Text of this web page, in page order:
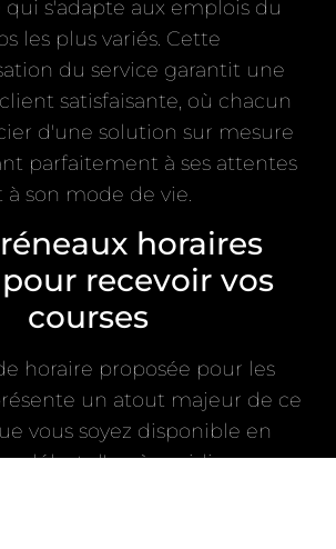
s'adapte aux emplois du
les plus variés. Cette
du service garantit une
satisfaisante, où chacun
d'une solution sur mesure
parfaitement à ses attentes
à son mode de vie.
horaires
recevoir vos
courses
horaire proposée pour les
un atout majeur de ce
vous soyez disponible en
début d'après-midi ou en